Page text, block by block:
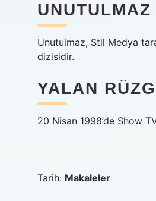
Unutulmaz, Stil Medya
dizisidir.
YALAN
20 Nisan 1998’de Show
Tarih: Makaleler